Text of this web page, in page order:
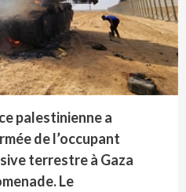
palestinienne a
de l’occupant
terrestre à Gaza
Le